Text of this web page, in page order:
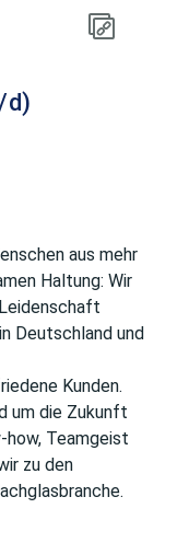
d)
aus mehr
Haltung: Wir
Deutschland und
Kunden.
um die Zukunft
how, Teamgeist
zu den